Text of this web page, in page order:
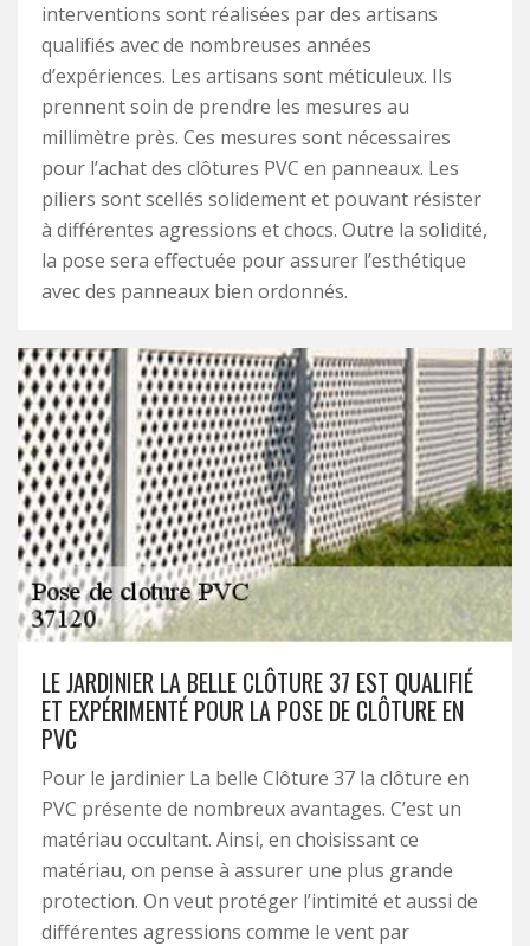
interventions sont réalisées par des artisans
qualifiés avec de nombreuses années
d’expériences. Les artisans sont méticuleux. Ils
prennent soin de prendre les mesures au
millimètre près. Ces mesures sont nécessaires
pour l’achat des clôtures PVC en panneaux. Les
piliers sont scellés solidement et pouvant résister
à différentes agressions et chocs. Outre la solidité,
la pose sera effectuée pour assurer l’esthétique
avec des panneaux bien ordonnés.
LE JARDINIER LA BELLE CLÔTURE 37 EST QUALIFIÉ
ET EXPÉRIMENTÉ POUR LA POSE DE CLÔTURE EN
PVC
Pour le jardinier La belle Clôture 37 la clôture en
PVC présente de nombreux avantages. C’est un
matériau occultant. Ainsi, en choisissant ce
matériau, on pense à assurer une plus grande
protection. On veut protéger l’intimité et aussi de
différentes agressions comme le vent par